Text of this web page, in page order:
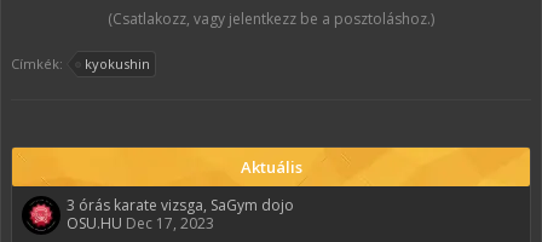
(Csatlakozz, vagy jelentkezz be a posztoláshoz.)
Címkék: kyokushin
Aktuális
3 órás karate vizsga, SaGym dojo
OSU.HU Dec 17, 2023